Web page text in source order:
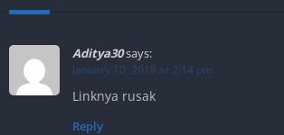
Aditya30says:
January 10, 2019 at 2:14 pm
Linknya rusak
Reply